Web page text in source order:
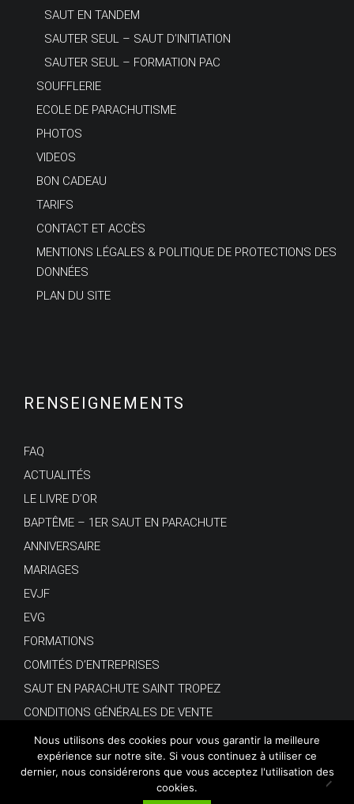
SAUT EN TANDEM
SAUTER SEUL – SAUT D’INITIATION
SAUTER SEUL – FORMATION PAC
SOUFFLERIE
ECOLE DE PARACHUTISME
PHOTOS
VIDEOS
BON CADEAU
TARIFS
CONTACT ET ACCÈS
MENTIONS LÉGALES & POLITIQUE DE PROTECTIONS DES
DONNÉES
PLAN DU SITE
RENSEIGNEMENTS
FAQ
ACTUALITÉS
LE LIVRE D’OR
BAPTÊME – 1ER SAUT EN PARACHUTE
ANNIVERSAIRE
MARIAGES
EVJF
EVG
FORMATIONS
COMITÉS D’ENTREPRISES
SAUT EN PARACHUTE SAINT TROPEZ
CONDITIONS GÉNÉRALES DE VENTE
Nous utilisons des cookies pour vous garantir la meilleure
expérience sur notre site. Si vous continuez à utiliser ce
dernier, nous considérerons que vous acceptez l'utilisation des
cookies.